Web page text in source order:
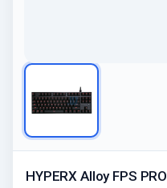
HYPERX Alloy FPS PRO